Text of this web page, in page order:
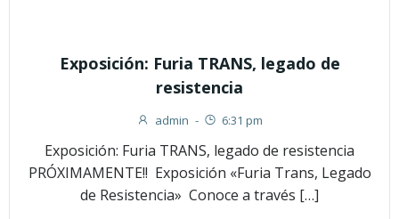
Exposición: Furia TRANS, legado de
resistencia
admin - 6:31 pm
Exposición: Furia TRANS, legado de resistencia
PRÓXIMAMENTE!! Exposición «Furia Trans, Legado
de Resistencia» Conoce a través […]